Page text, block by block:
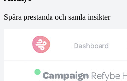
Spåra prestanda och samla insikter